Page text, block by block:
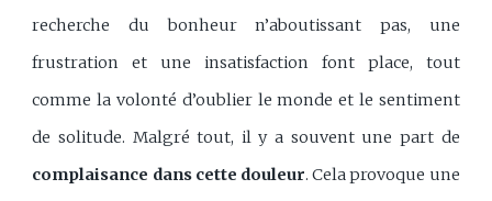
recherche du bonheur n’aboutissant pas, une
frustration et une insatisfaction font place, tout
comme la volonté d’oublier le monde et le sentiment
de solitude. Malgré tout, il y a souvent une part de
complaisance dans cette douleur. Cela provoque une